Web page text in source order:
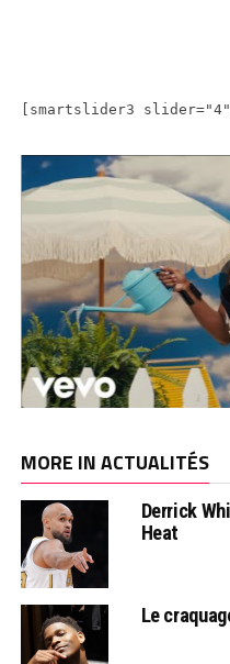
[smartslider3
MORE IN ACTUALITÉS
Derrick
Heat
Le